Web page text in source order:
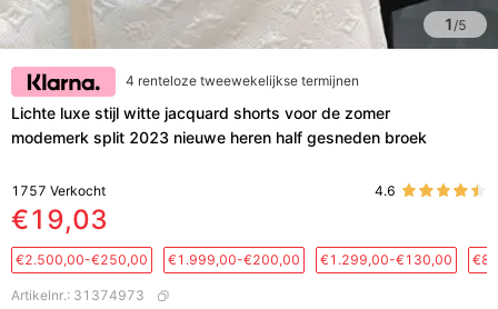
1/5
4 renteloze tweewekelijkse termijnen
Lichte luxe stijl witte jacquard shorts voor de zomer
modemerk split 2023 nieuwe heren half gesneden broek
1757 Verkocht 4.6
€19,03
€2.500,00-€250,00 €1.999,00-€200,00 €1.299,00-€130,00
Artikelnr.: 31374973